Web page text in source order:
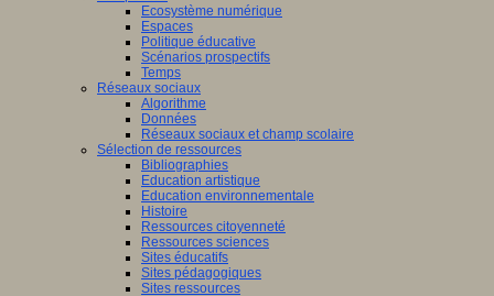
Ecosystème numérique
Espaces
Politique éducative
Scénarios prospectifs
Temps
Réseaux sociaux
Algorithme
Données
Réseaux sociaux et champ scolaire
Sélection de ressources
Bibliographies
Education artistique
Education environnementale
Histoire
Ressources citoyenneté
Ressources sciences
Sites éducatifs
Sites pédagogiques
Sites ressources